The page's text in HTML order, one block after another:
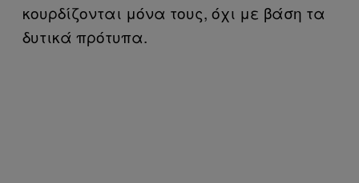
κουρδίζονται μόνα τους, όχι με βάση τα
δυτικά πρότυπα.